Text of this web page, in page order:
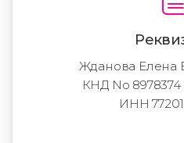
Жданова Елена
КНД No 8978374
ИНН